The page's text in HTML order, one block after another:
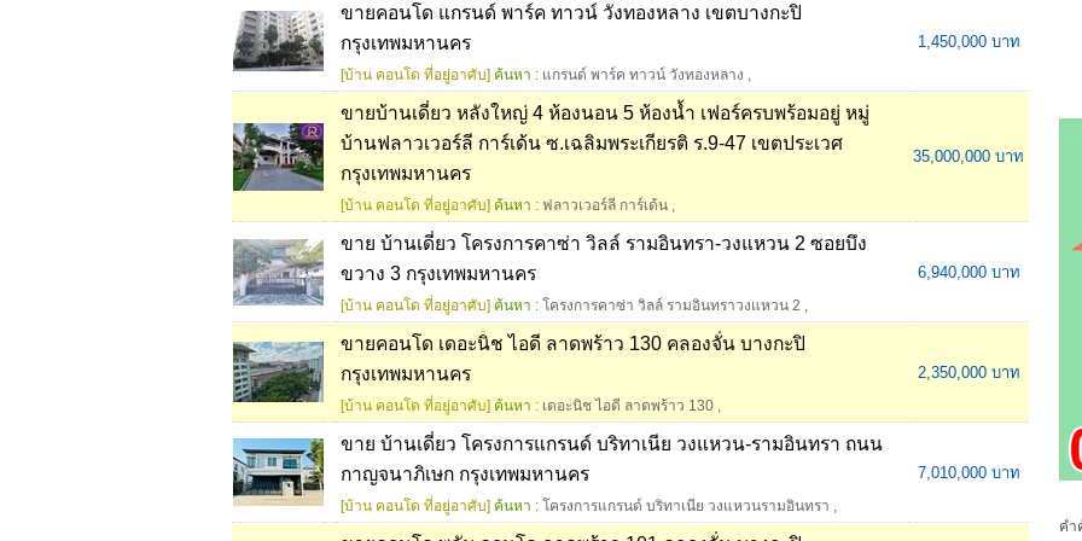
ขายคอนโด แกรนด์ พาร์ค ทาวน์ วังทองหลาง เขตบางกะปิ
กรุงเทพมหานคร
[บ้าน คอนโด ที่อยู่อาศับ] ค้นหา : แกรนด์ พาร์ค ทาวน์ วังทองหลาง ,
1,450,000 บาท
ขายบ้านเดี่ยว หลังใหญ่ 4 ห้องนอน 5 ห้องน้ำ เฟอร์ครบพร้อมอยู่ หมู่
บ้านฟลาวเวอร์ลี การ์เด้น ซ.เฉลิมพระเกียรติ ร.9-47 เขตประเวศ
กรุงเทพมหานคร
[บ้าน คอนโด ที่อยู่อาศับ] ค้นหา : ฟลาวเวอร์ลี การ์เด้น ,
35,000,000 บาท
ขาย บ้านเดี่ยว โครงการคาซ่า วิลล์ รามอินทรา-วงแหวน 2 ซอยบึง
ขวาง 3 กรุงเทพมหานคร
[บ้าน คอนโด ที่อยู่อาศับ] ค้นหา : โครงการคาซ่า วิลล์ รามอินทราวงแหวน 2 ,
6,940,000 บาท
ขายคอนโด เดอะนิช ไอดี ลาดพร้าว 130 คลองจั่น บางกะปิ
กรุงเทพมหานคร
[บ้าน คอนโด ที่อยู่อาศับ] ค้นหา : เดอะนิช ไอดี ลาดพร้าว 130 ,
2,350,000 บาท
ขาย บ้านเดี่ยว โครงการแกรนด์ บริทาเนีย วงแหวน-รามอินทรา ถนน
กาญจนาภิเษก กรุงเทพมหานคร
[บ้าน คอนโด ที่อยู่อาศับ] ค้นหา : โครงการแกรนด์ บริทาเนีย วงแหวนรามอินทรา ,
7,010,000 บาท
คำ